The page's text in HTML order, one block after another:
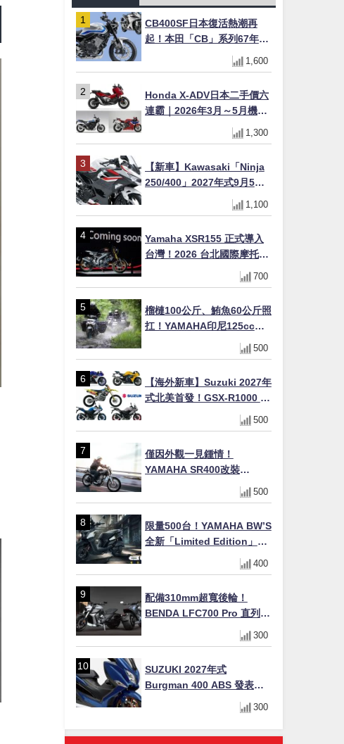
CB400SF日本復活熱潮再
起！本田「CB」系列67年傳
奇解密 與CBR差異一次搞懂
1,600
Honda X-ADV日本二手價六
連霸｜2026年3月～5月機車
轉售排行榜 CBR1000RR-R
FIREBLADE SP首度躋身前
1,300
【新車】Kawasaki「Ninja
250/400」2027年式9月5日
日本發售！新塗裝登場×價格
不變×輔助滑動式離合器
1,100
Yamaha XSR155 正式導入
台灣！2026 台北國際摩托車
展亮相，70 週年紀念版
YZF-R 系列限量追加販售
700
榴槤100公斤、鮪魚60公斤照
扛！YAMAHA印尼125cc速
克達Gear Ultima 2740公里
耐操實測
500
【海外新車】Suzuki 2027年
式北美首發！GSX-R1000 40
週年紀念×SV-7GX新款跨界
車×RM-Z450 Ken Roczen
500
僅因外觀一見鍾情！
YAMAHA SR400改裝
Tracker風格｜ 女車主的機車
人生蛻變記
500
限量500台！YAMAHA BW’S
全新「Limited Edition」都
市探索限定色 GOOPiMADE
聯名包同步登場
400
配備310mm超寬後輪！
BENDA LFC700 Pro 直列四
缸巡航車挑戰歐洲市場
300
SUZUKI 2027年式
Burgman 400 ABS 發表！
8/18日本上市、支援E10汽油
300